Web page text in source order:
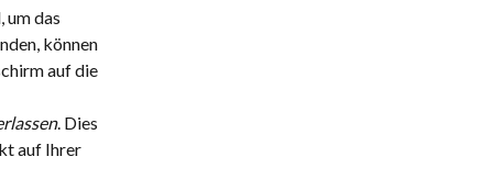
um das
können
auf die
. Dies
auf Ihrer